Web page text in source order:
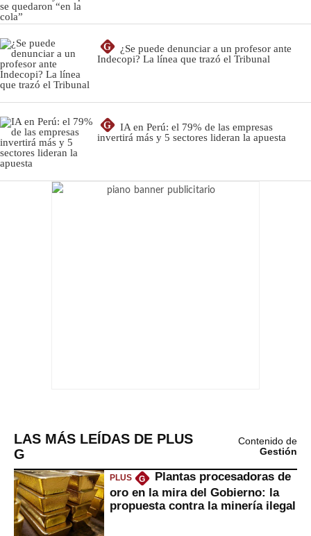
G
¿Se puede denunciar a un profesor ante
Indecopi? La línea que trazó el Tribunal
G
IA en Perú: el 79% de las empresas
invertirá más y 5 sectores lideran la apuesta
LAS MÁS LEÍDAS DE PLUS
G
Contenido de
Gestión
PLUS G
Plantas procesadoras de
oro en la mira del Gobierno: la
propuesta contra la minería ilegal